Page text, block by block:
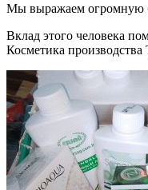
Мы выражаем огромную
Вклад этого человека
Косметика